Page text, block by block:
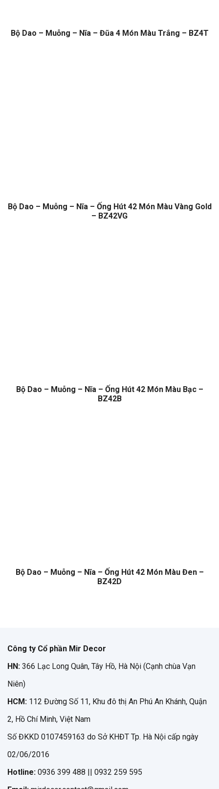
Bộ Dao – Muỗng – Nĩa – Đũa 4 Món Màu Trắng – BZ4T
Bộ Dao – Muỗng – Nĩa – Ống Hút 42 Món Màu Vàng Gold
– BZ42VG
Bộ Dao – Muỗng – Nĩa – Ống Hút 42 Món Màu Bạc –
BZ42B
Bộ Dao – Muỗng – Nĩa – Ống Hút 42 Món Màu Đen –
BZ42D
Công ty Cổ phần Mir Decor
HN: 366 Lạc Long Quân, Tây Hồ, Hà Nội (Cạnh chùa Vạn
Niên)
HCM: 112 Đường Số 11, Khu đô thị An Phú An Khánh, Quận
2, Hồ Chí Minh, Việt Nam
Số ĐKKD 0107459163 do Sở KHĐT Tp. Hà Nội cấp ngày
02/06/2016
Hotline: 0936 399 488 || 0932 259 595